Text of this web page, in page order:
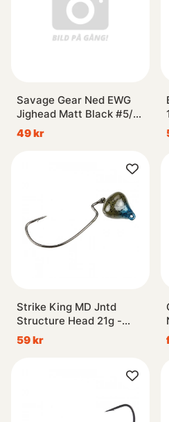
Savage Gear Ned EWG
Jighead Matt Black #5/0
7g (3-pack)
49 kr
Strike King MD Jntd
Structure Head 21g -
Blue Craw
59 kr